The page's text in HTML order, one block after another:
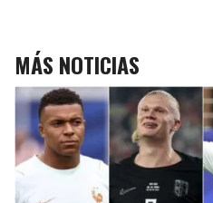
MÁS NOTICIAS